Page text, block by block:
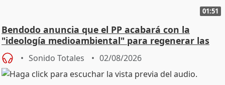
01:51
Bendodo anuncia que el PP acabará con la
"ideología medioambiental" para regenerar las
playas
Sonido Totales 02/08/2026